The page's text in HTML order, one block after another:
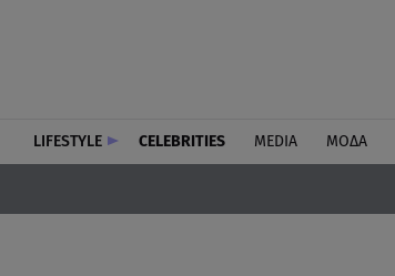
LIFESTYLE CELEBRITIES MEDIA ΜΟΔΑ